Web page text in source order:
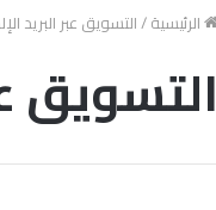
الرئيسية/التسويق عبر البريد
التسويق